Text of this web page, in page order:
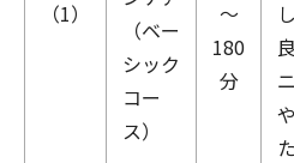
（1）
（ベー
シック
コー
ス）
～
180
分